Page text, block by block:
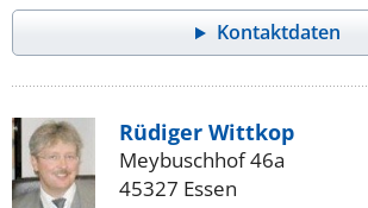
Kontaktdaten
Rüdiger Wittkop
Meybuschhof 46a
45327 Essen